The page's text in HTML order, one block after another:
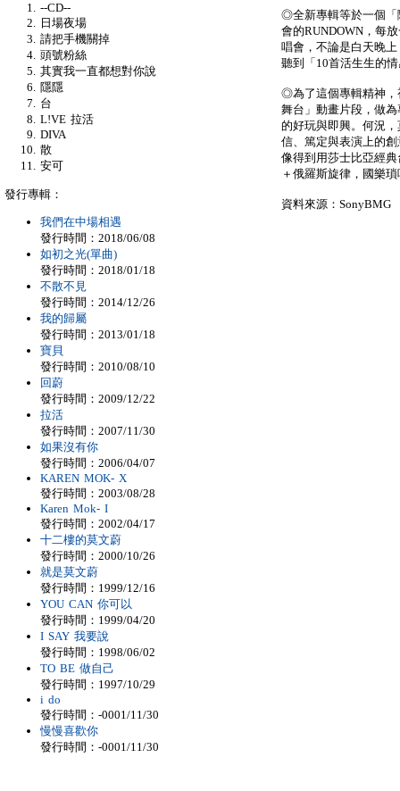
◎全新專輯等於一個「
會的RUNDOWN，每
唱會，不論是白天晚
聽到「10首活生生的
◎為了這個專輯精神，
舞台」動畫片段，做
的好玩與即興。何況
信、篤定與表演上的
像得到用莎士比亞經
＋俄羅斯旋律，國樂
資料來源：SonyBMG
--CD--
日場夜場
請把手機關掉
頭號粉絲
其實我一直都想對你說
隱隱
台
L!VE 拉活
DIVA
散
安可
發行專輯：
我們在中場相遇
發行時間：2018/06/08
如初之光(單曲)
發行時間：2018/01/18
不散不見
發行時間：2014/12/26
我的歸屬
發行時間：2013/01/18
寶貝
發行時間：2010/08/10
回蔚
發行時間：2009/12/22
拉活
發行時間：2007/11/30
如果沒有你
發行時間：2006/04/07
KAREN MOK- X
發行時間：2003/08/28
Karen Mok- I
發行時間：2002/04/17
十二樓的莫文蔚
發行時間：2000/10/26
就是莫文蔚
發行時間：1999/12/16
YOU CAN 你可以
發行時間：1999/04/20
I SAY 我要說
發行時間：1998/06/02
TO BE 做自己
發行時間：1997/10/29
i do
發行時間：-0001/11/30
慢慢喜歡你
發行時間：-0001/11/30